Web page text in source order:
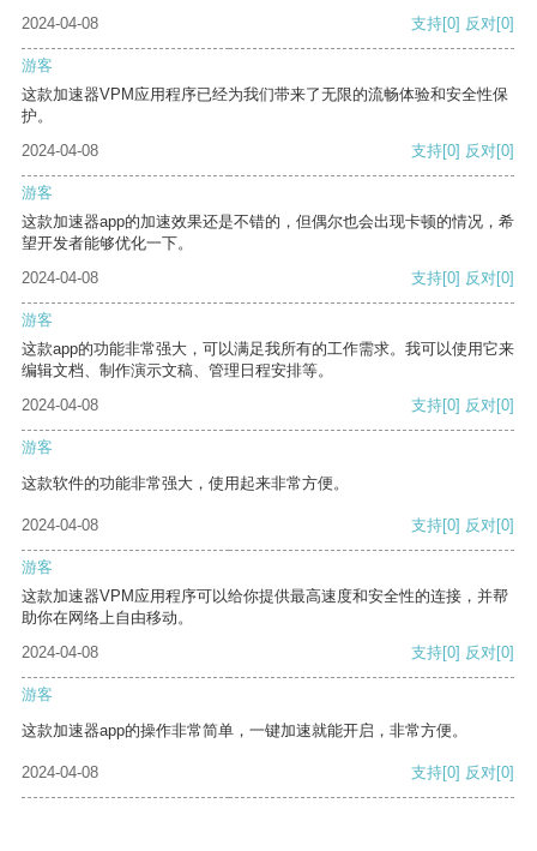
2024-04-08
支持[0] 反对[0]
游客
这款加速器VPM应用程序已经为我们带来了无限的流畅体验和安全性保
护。
2024-04-08
支持[0] 反对[0]
游客
这款加速器app的加速效果还是不错的，但偶尔也会出现卡顿的情况，希
望开发者能够优化一下。
2024-04-08
支持[0] 反对[0]
游客
这款app的功能非常强大，可以满足我所有的工作需求。我可以使用它来
编辑文档、制作演示文稿、管理日程安排等。
2024-04-08
支持[0] 反对[0]
游客
这款软件的功能非常强大，使用起来非常方便。
2024-04-08 支持[0] 反对[0]
游客
这款加速器VPM应用程序可以给你提供最高速度和安全性的连接，并帮
助你在网络上自由移动。
2024-04-08
支持[0] 反对[0]
游客
这款加速器app的操作非常简单，一键加速就能开启，非常方便。
2024-04-08 支持[0] 反对[0]